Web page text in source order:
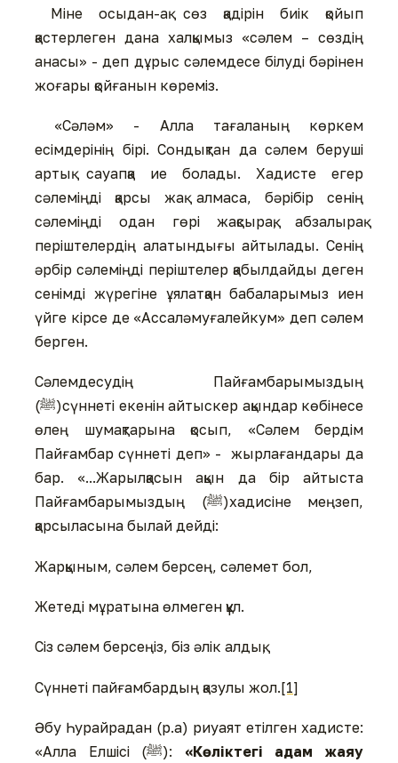
Міне осыдан-ақ сөз қадірін биік қойып
қастерлеген дана халқымыз «сәлем – сөздің
анасы» - деп дұрыс сәлемдесе білуді бәрінен
жоғары қойғанын көреміз.
«Сәләм» - Алла тағаланың көркем
есімдерінің бірі. Сондықтан да сәлем беруші
артық сауапқа ие болады. Хадисте егер
сәлеміңді қарсы жақ алмаса, бәрібір сенің
сәлеміңді одан гөрі жақсырақ, абзалырақ
періштелердің алатындығы айтылады. Сенің
әрбір сәлеміңді періштелер қабылдайды деген
сенімді жүрегіне ұялатқан бабаларымыз иен
үйге кірсе де «Ассаләмуғалейкум» деп сәлем
берген.
Сәлемдесудің Пайғамбарымыздың
(ﷺ)сүннеті екенін айтыскер ақындар көбінесе
өлең шумақтарына қосып, «Сәлем бердім
Пайғамбар сүннеті деп» - жырлағандары да
бар. «...Жарылқасын ақын да бір айтыста
Пайғамбарымыздың (ﷺ)хадисіне меңзеп,
қарсыласына былай дейді:
Жарқыным, сәлем берсең, сәлемет бол,
Жетеді мұратына өлмеген құл.
Сіз сәлем берсеңіз, біз әлік алдық,
Сүннеті пайғамбардың қазулы жол.[1]
Әбу Һурайрадан (р.а) риуаят етілген хадисте:
«Алла Елшісі (ﷺ): «Көліктегі адам жаяу